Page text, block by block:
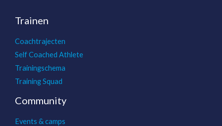
Trainen
Coachtrajecten
Self Coached Athlete
Trainingschema
Training Squad
Community
Events & camps